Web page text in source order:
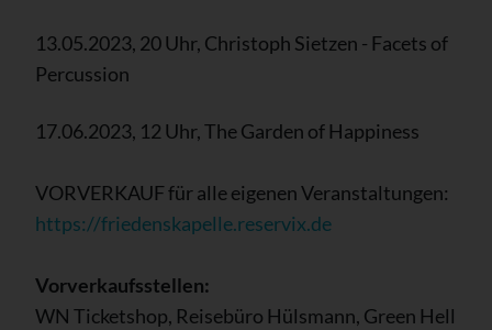
13.05.2023, 20 Uhr, Christoph Sietzen - Facets of
Percussion
17.06.2023, 12 Uhr, The Garden of Happiness
VORVERKAUF für alle eigenen Veranstaltungen:
https://friedenskapelle.reservix.de
Vorverkaufsstellen:
WN Ticketshop, Reisebüro Hülsmann, Green Hell